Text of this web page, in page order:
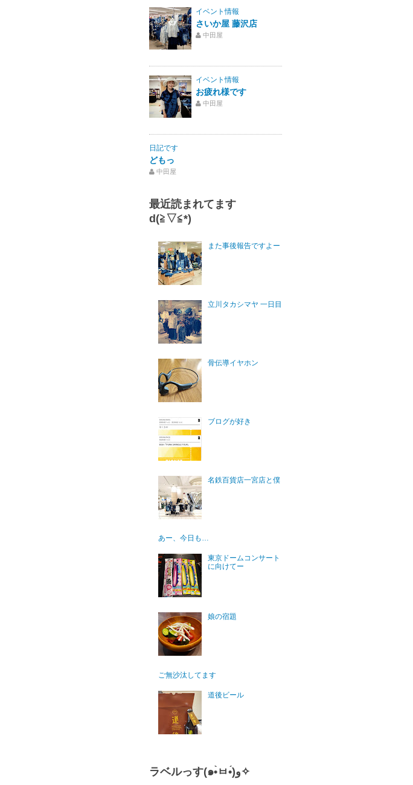
イベント情報
さいか屋 藤沢店
中田屋
イベント情報
お疲れ様です
中田屋
日記です
どもっ
中田屋
最近読まれてます
d(≧▽≦*)
また事後報告ですよー
立川タカシマヤ 一日目
骨伝導イヤホン
ブログが好き
名鉄百貨店一宮店と僕
あー、今日も…
東京ドームコンサート
に向けてー
娘の宿題
ご無沙汰してます
道後ビール
ラベルっす(๑•̀ㅂ•́)و✧